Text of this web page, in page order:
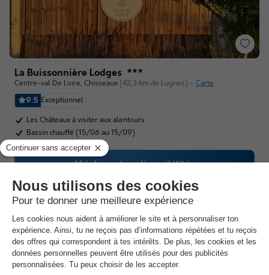
La Buissonnière Lodges ★★★
Centre-val De Loire, Chisseaux (42,3 km de Luynes) Carte
9.5 Exceptionnel
Les Châteaux à visiter aux alentours
Bassin chauffé (15/06 au 15/09)
Voir les autres disponibilités